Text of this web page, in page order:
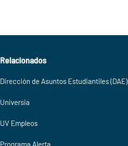
Relacionados
Dirección de Asuntos Estudiantiles (DAE)
Universia
UV Empleos
Programa Alerta